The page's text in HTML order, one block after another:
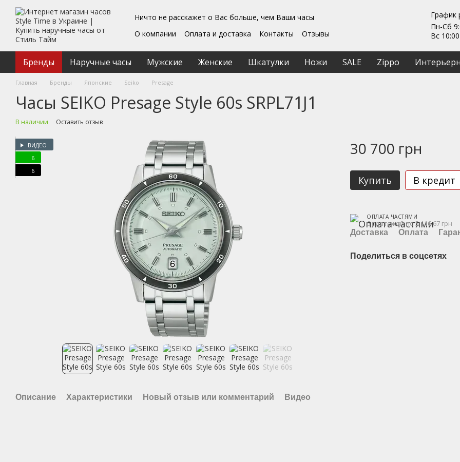
Перейти к основному контенту
Ничто не расскажет о Вас больше, чем Ваши часы
О компании
Оплата и доставка Контакты
Отзывы
Пользовательское соглашение
График
Пн-Сб
Вс
Бренды Наручные часы Мужские Женские Шкатулки Ножи SALE Zippo
Главная Бренды Японские Seiko Presage
Часы SEIKO Presage Style 60s SRPL71J1
В наличии Оставить отзыв
ВИДЕО
6
6
Описание Характеристики Новый отзыв или комментарий Видео
30 700 грн
Купить В кредит
ОПЛАТА ЧАСТЯМИ
6 платежей по 5 116.67 грн
Доставка Оплата
Поделиться в соцсетях